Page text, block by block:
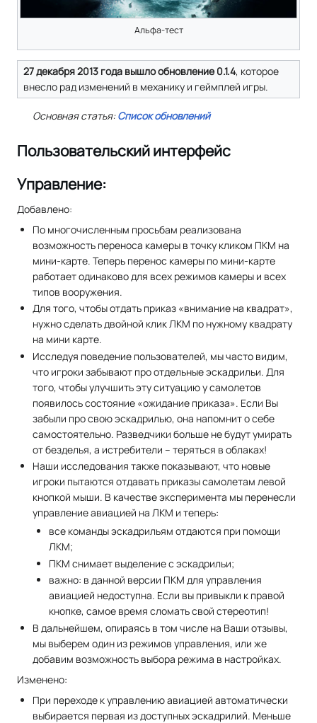
Альфа-тест
27 декабря 2013 года вышло обновление 0.1.4, которое
внесло рад изменений в механику и геймплей игры.
Основная статья:Список обновлений
Пользовательский интерфейс
Управление:
Добавлено:
По многочисленным просьбам реализована
возможность переноса камеры в точку кликом ПКМ на
мини-карте. Теперь перенос камеры по мини-карте
работает одинаково для всех режимов камеры и всех
типов вооружения.
Для того, чтобы отдать приказ «внимание на квадрат»,
нужно сделать двойной клик ЛКМ по нужному квадрату
на мини карте.
Исследуя поведение пользователей, мы часто видим,
что игроки забывают про отдельные эскадрильи. Для
того, чтобы улучшить эту ситуацию у самолетов
появилось состояние «ожидание приказа». Если Вы
забыли про свою эскадрилью, она напомнит о себе
самостоятельно. Разведчики больше не будут умирать
от безделья, а истребители – теряться в облаках!
Наши исследования также показывают, что новые
игроки пытаются отдавать приказы самолетам левой
кнопкой мыши. В качестве эксперимента мы перенесли
управление авиацией на ЛКМ и теперь:
все команды эскадрильям отдаются при помощи
ЛКМ;
ПКМ снимает выделение с эскадрильи;
важно: в данной версии ПКМ для управления
авиацией недоступна. Если вы привыкли к правой
кнопке, самое время сломать свой стереотип!
В дальнейшем, опираясь в том числе на Ваши отзывы,
мы выберем один из режимов управления, или же
добавим возможность выбора режима в настройках.
Изменено:
При переходе к управлению авиацией автоматически
выбирается первая из доступных эскадрилий. Меньше